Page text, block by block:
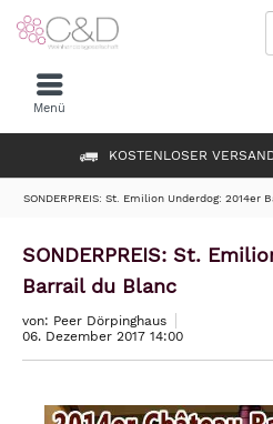
KOSTENLOSER
Menü
SONDERPREIS: St. Emilion Underdog: 2014er
SONDERPREIS: St.
Barrail du Blanc
von: Peer Dörpinghaus
06. Dezember 2017 14:00